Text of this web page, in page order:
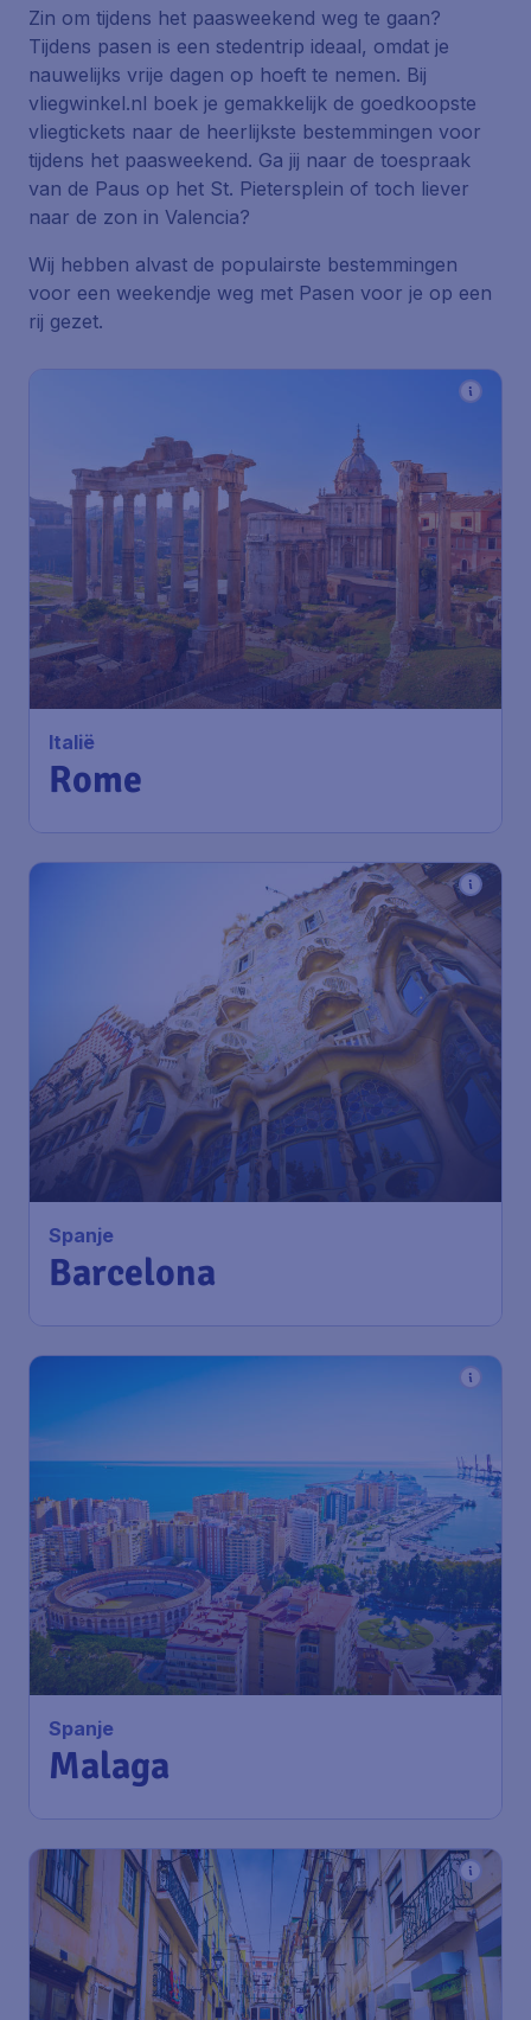
Zin om tijdens het paasweekend weg te gaan?
Tijdens pasen is een stedentrip ideaal, omdat je
nauwelijks vrije dagen op hoeft te nemen. Bij
vliegwinkel.nl boek je gemakkelijk de goedkoopste
vliegtickets naar de heerlijkste bestemmingen voor
tijdens het paasweekend. Ga jij naar de toespraak
van de Paus op het St. Pietersplein of toch liever
naar de zon in Valencia?
Wij hebben alvast de populairste bestemmingen
voor een weekendje weg met Pasen voor je op een
rij gezet.
Italië
Rome
Spanje
Barcelona
Spanje
Malaga